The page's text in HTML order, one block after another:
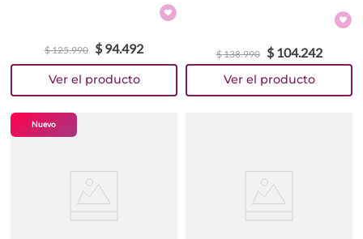
$125.990 $ 94.492 $138.990 $ 104.242
Nuevo